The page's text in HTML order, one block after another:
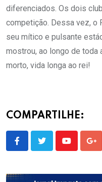
diferenciados. Os dois
competição. Dessa vez, o
seu mítico e pulsante
mostrou, ao longo de toda
morto, vida longa ao rei!
COMPARTILHE:
Youtube